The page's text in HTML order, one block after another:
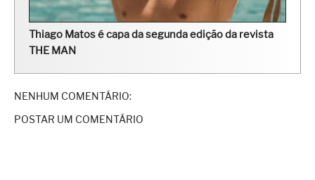
Thiago Matos é capa da segunda edição da revista
THE MAN
NENHUM COMENTÁRIO:
POSTAR UM COMENTÁRIO